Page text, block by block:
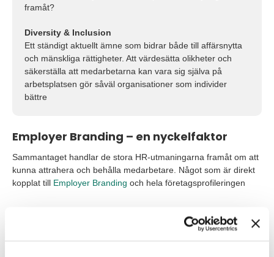
framåt?
Diversity & Inclusion
Ett ständigt aktuellt ämne som bidrar både till affärsnytta
och mänskliga rättigheter. Att värdesätta olikheter och
säkerställa att medarbetarna kan vara sig själva på
arbetsplatsen gör såväl organisationer som individer
bättre
Employer Branding – en nyckelfaktor
Sammantaget handlar de stora HR-utmaningarna framåt om att
kunna attrahera och behålla medarbetare. Något som är direkt
kopplat till Employer Branding och hela företagsprofileringen
Utifrån ett People-perspektiv tror jag att